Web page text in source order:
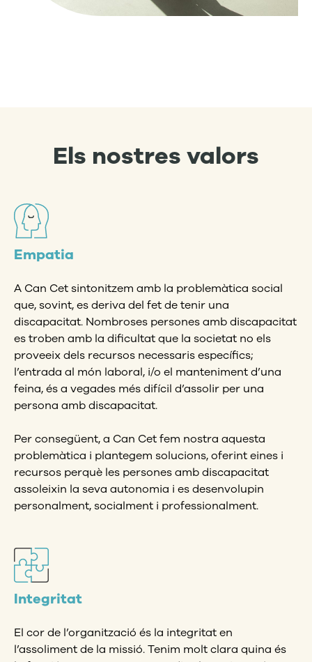
Els nostresvalors
Empatia
A Can Cet sintonitzem amb la problemàtica social
que, sovint, es deriva del fet de tenir una
discapacitat. Nombroses persones amb discapacitat
es troben amb la dificultat que la societat no els
proveeix dels recursos necessaris específics;
l’entrada al món laboral, i/o el manteniment d’una
feina, és a vegades més difícil d’assolir per una
persona amb discapacitat.
Per consegüent, a Can Cet fem nostra aquesta
problemàtica i plantegem solucions, oferint eines i
recursos perquè les persones amb discapacitat
assoleixin la seva autonomia i es desenvolupin
personalment, socialment i professionalment.
Integritat
El cor de l’organització és la integritat en
l’assoliment de la missió. Tenim molt clara quina és